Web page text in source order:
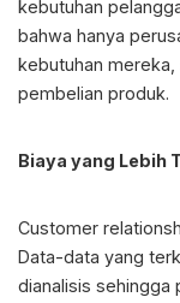
kebutuhan
bahwa hanya
kebutuhan
pembelian produk.
Biaya yang Lebih
Customer
Data-data yang
dianalisis sehingga